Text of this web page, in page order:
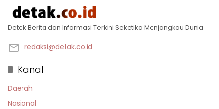
Detak Berita dan Informasi Terkini Seketika Menjangkau Dunia
redaksi@detak.co.id
Kanal
Daerah
Nasional